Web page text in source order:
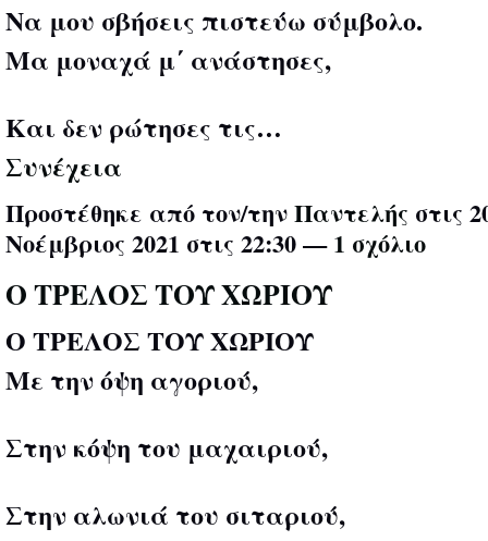
Να μου σβήσεις πιστεύω σύμβολο.
Μα μοναχά μ΄ ανάστησες,
Και δεν ρώτησες τις…
Συνέχεια
Προστέθηκε από τον/τηνΠαντελής στις
Νοέμβριος 2021 στις 22:30 —1 σχόλιο
Ο ΤΡΕΛΟΣ ΤΟΥ ΧΩΡΙΟΥ
Ο ΤΡΕΛΟΣ ΤΟΥ ΧΩΡΙΟΥ
Με την όψη αγοριού,
Στην κόψη του μαχαιριού,
Στην αλωνιά του σιταριού,